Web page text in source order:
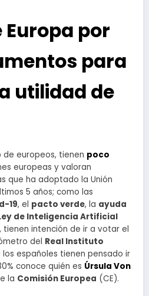
Europa por
para
utilidad de
de europeos, tienen poco
europeas y valoran
que ha adoptado la Unión
5 años; como las
19, el pacto verde, la ayuda
de Inteligencia Artificial
tienen intención de ir a votar el
del Real Instituto
los españoles tienen pensado ir
conoce quién es Úrsula Von
la Comisión Europea (CE).